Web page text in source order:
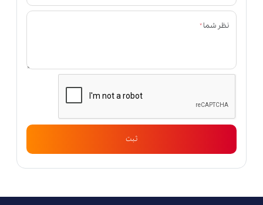
نظر شما *
ثبت